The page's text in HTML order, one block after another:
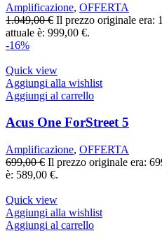
Amplificazione, OFFERTA
1.049,00€ Il prezzo originale era:
attuale è: 999,00 €.
-16%
Quick view
Aggiungi alla wishlist
Aggiungi al carrello
Acus One ForStreet 5
Amplificazione, OFFERTA
699,00€ Il prezzo originale era:
è: 589,00 €.
Quick view
Aggiungi alla wishlist
Aggiungi al carrello